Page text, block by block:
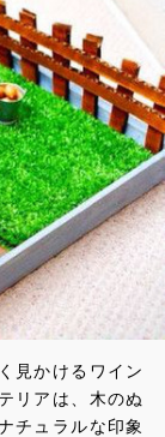
見かけるワイン
リアは、木のぬ
チュラルな印象